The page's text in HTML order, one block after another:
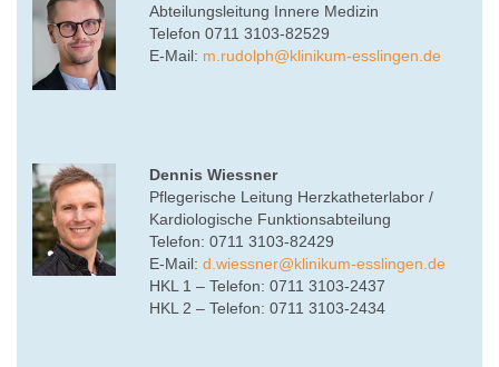
Abteilungsleitung Innere Medizin
Telefon 0711 3103-82529
E-Mail: m.rudolph@klinikum-esslingen.de
Dennis Wiessner
Pflegerische Leitung Herzkatheterlabor /
Kardiologische Funktionsabteilung
Telefon: 0711 3103-82429
E-Mail: d.wiessner@klinikum-esslingen.de
HKL 1 – Telefon: 0711 3103-2437
HKL 2 – Telefon: 0711 3103-2434